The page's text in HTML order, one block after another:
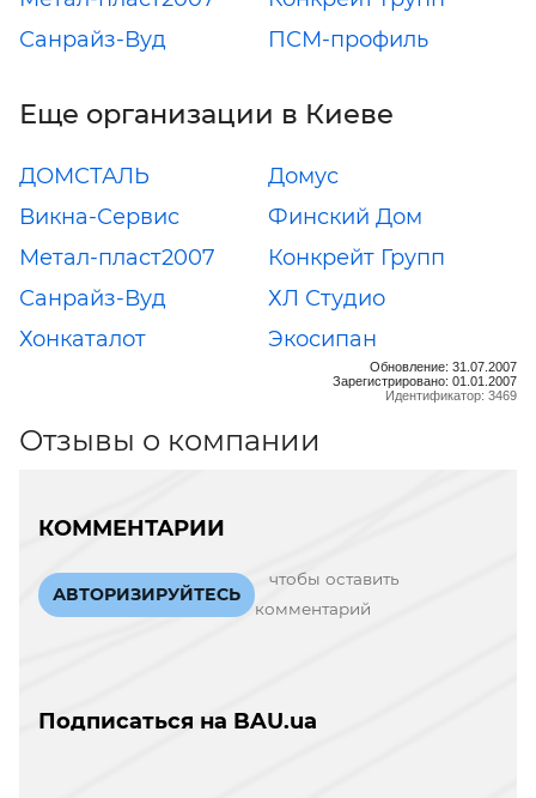
Санрайз-Вуд
ПСМ-профиль
Еще организации в Киеве
ДОМСТАЛЬ
Домус
Викна-Сервис
Финский Дом
Метал-пласт2007
Конкрейт Групп
Санрайз-Вуд
ХЛ Студио
Хонкаталот
Экосипан
Обновление: 31.07.2007
Зарегистрировано: 01.01.2007
Идентификатор: 3469
Отзывы о компании
КОММЕНТАРИИ
АВТОРИЗИРУЙТЕСЬ
чтобы оставить
комментарий
Подписаться на BAU.ua